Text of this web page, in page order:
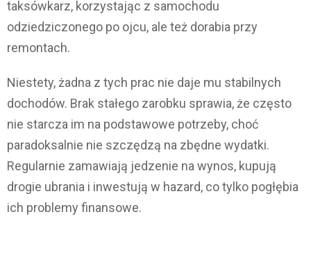
taksówkarz, korzystając z samochodu
odziedziczonego po ojcu, ale też dorabia przy
remontach.
Niestety, żadna z tych prac nie daje mu stabilnych
dochodów. Brak stałego zarobku sprawia, że często
nie starcza im na podstawowe potrzeby, choć
paradoksalnie nie szczędzą na zbędne wydatki.
Regularnie zamawiają jedzenie na wynos, kupują
drogie ubrania i inwestują w hazard, co tylko pogłębia
ich problemy finansowe.